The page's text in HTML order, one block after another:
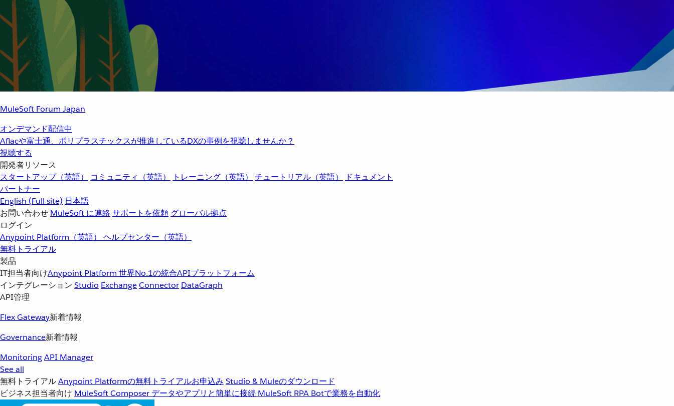
MuleSoft Forum Japan
オンデマンド配信中
Aflacや富士通、ポリプラスチックスが推進しているDXの事例を視聴しませんか？
視聴する
開発者リソース
スタートアップ（英語）
コミュニティ（英語） トレーニング（英語） チュートリアル（英語）
ドキュメント
パートナー
English (Full site) 日本語
お問い合わせ MuleSoft に連絡サポートを依頼 グローバル拠点
ログイン
Anypoint Platform（英語） ヘルプセンター（英語）
無料トライアル
製品
IT担当者向けAnypoint Platform 世界No.1の統合APIプラットフォーム
インテグレーション Studio ExchangeConnector DataGraph
API管理
Flex Gateway新着情報
Governance新着情報
MonitoringAPI Manager
See all
無料トライアルAnypoint Platformの無料トライアルお申込み Studio & Muleのダウンロード
ビジネス担当者向け MuleSoft Composer データやアプリと簡単に接続 MuleSoft RPA Botで業務を自動化